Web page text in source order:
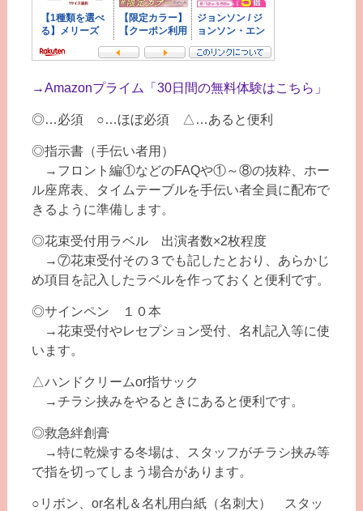
→Amazonプライム「30日間の無料体験はこちら」
◎…必須 ○…ほぼ必須 △…あると便利
◎指示書（手伝い者用）
→フロント編①などのFAQや①～⑧の抜粋、ホー
ル座席表、タイムテーブルを手伝い者全員に配布で
きるように準備します。
◎花束受付用ラベル 出演者数×2枚程度
→⑦花束受付その３でも記したとおり、あらかじ
め項目を記入したラベルを作っておくと便利です。
◎サインペン １０本
→花束受付やレセプション受付、名札記入等に使
います。
△ハンドクリームor指サック
→チラシ挟みをやるときにあると便利です。
◎救急絆創膏
→特に乾燥する冬場は、スタッフがチラシ挟み等
で指を切ってしまう場合があります。
○リボン、or名札＆名札用白紙（名刺大） スタッ